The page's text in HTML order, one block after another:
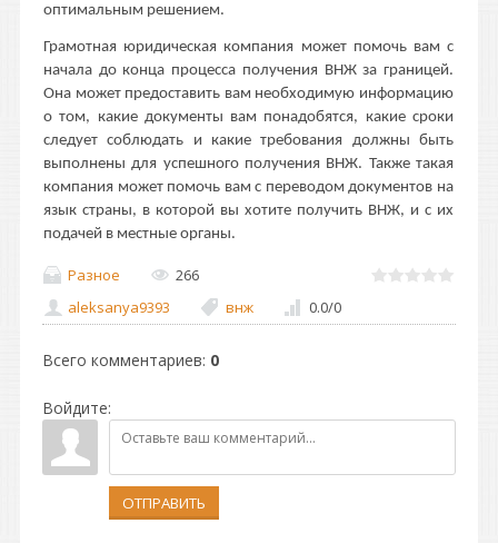
оптимальным решением.
Грамотная юридическая компания может помочь вам с
начала до конца процесса получения ВНЖ за границей.
Она может предоставить вам необходимую информацию
о том, какие документы вам понадобятся, какие сроки
следует соблюдать и какие требования должны быть
выполнены для успешного получения ВНЖ. Также такая
компания может помочь вам с переводом документов на
язык страны, в которой вы хотите получить ВНЖ, и с их
подачей в местные органы.
Разное
266
aleksanya9393
внж 0.0/0
Всего комментариев: 0
Войдите:
ОТПРАВИТЬ